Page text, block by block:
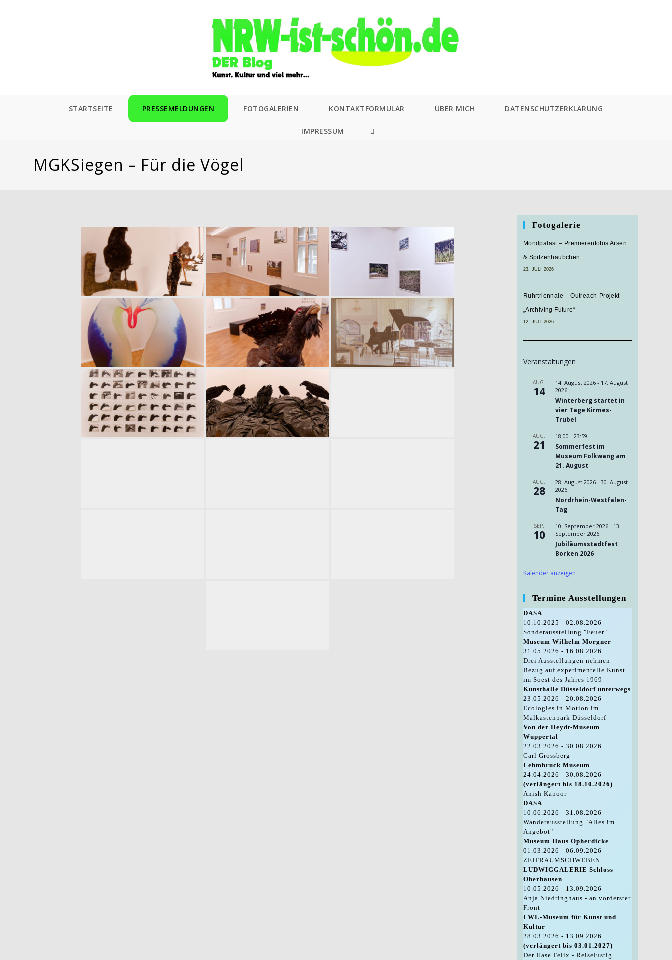
STARTSEITE PRESSEMELDUNGEN FOTOGALERIEN KONTAKTFORMULAR ÜBER MICH DATENSCHUTZERKLÄRUNG
IMPRESSUM
WEBSITE-
MGKSiegen – Für die Vögel
Fotogalerie
Mondpalast – Premierenfotos Arsen
& Spitzenhäubchen
23. JULI 2026
Ruhrtriennale – Outreach-Projekt
„Archiving Future“
12. JULI 2026
Veranstaltungen
AUG.
14
14. August 2026- 17. August
2026
Winterberg startet in
vier Tage Kirmes-
Trubel
AUG.
21
18:00 - 23:59
Sommerfest im
Museum Folkwang am
21. August
AUG.
28
28. August 2026- 30. August
2026
Nordrhein-Westfalen-
Tag
SEP.
10
10. September 2026- 13.
September 2026
Jubiläumsstadtfest
Borken 2026
Kalender anzeigen
Termine Ausstellungen
DASA
10.10.2025 - 02.08.2026
Sonderausstellung "Feuer"
Museum Wilhelm Morgner
31.05.2026 - 16.08.2026
Drei Ausstellungen nehmen
Bezug auf experimentelle Kunst
im Soest des Jahres 1969
Kunsthalle Düsseldorf unterwegs
23.05.2026 - 20.08.2026
Ecologies in Motion im
Malkastenpark Düsseldorf
Von der Heydt-Museum
Wuppertal
22.03.2026 - 30.08.2026
Carl Grossberg
Lehmbruck Museum
24.04.2026 - 30.08.2026
(verlängert bis 18.10.2026)
Anish Kapoor
DASA
10.06.2026 - 31.08.2026
Wanderausstellung "Alles im
Angebot"
Museum Haus Opherdicke
01.03.2026 - 06.09.2026
ZEITRAUMSCHWEBEN
LUDWIGGALERIE Schloss
Oberhausen
10.05.2026 - 13.09.2026
Anja Niedringhaus - an vorderster
Front
LWL-Museum für Kunst und
Kultur
28.03.2026 - 13.09.2026
(verlängert bis 03.01.2027)
Der Hase Felix - Reiselustig